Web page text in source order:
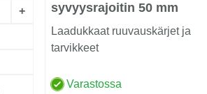
+
syvyysrajoitin 50 mm
PH2
Laadukkaat ruuvauskärjet ja
tarvikkeet
Varastossa